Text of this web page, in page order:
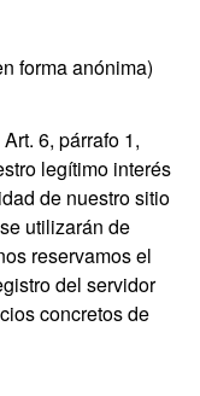
forma anónima)
6, párrafo 1,
legítimo interés
de nuestro sitio
utilizarán de
reservamos el
del servidor
concretos de